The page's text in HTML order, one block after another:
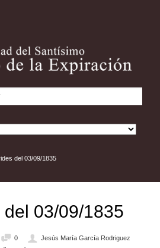
del 03/09/1835
03/09/1835
0
Jesús María García Rodriguez